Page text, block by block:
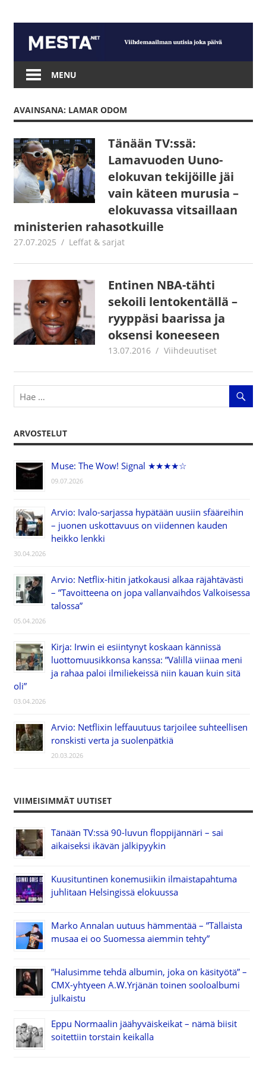
content
Mesta.net
MENU
AVAINSANA: LAMAR ODOM
Tänään TV:ssä:
Lamavuoden Uuno-
elokuvan tekijöille jäi
vain käteen murusia –
elokuvassa vitsaillaan
ministerien rahasotkuille
27.07.2025 Jouni Hirn
Leffat & sarjat
Entinen NBA-tähti
sekoili lentokentällä –
ryyppäsi baarissa ja
oksensi koneeseen
13.07.2016 Jouni Hirn
Viihdeuutiset
ARVOSTELUT
Muse: The Wow! Signal ★★★★☆
09.07.2026
Arvio: Ivalo-sarjassa hypätään uusiin sfääreihin
– juonen uskottavuus on viidennen kauden
heikko lenkki
30.04.2026
Arvio: Netflix-hitin jatkokausi alkaa räjähtävästi
– ”Tavoitteena on jopa vallanvaihdos Valkoisessa
talossa”
05.04.2026
Kirja: Irwin ei esiintynyt koskaan kännissä
luottomuusikkonsa kanssa: ”Välillä viinaa meni
ja rahaa paloi ilmiliekeissä niin kauan kuin sitä
oli”
03.04.2026
Arvio: Netflixin leffauutuus tarjoilee suhteellisen
ronskisti verta ja suolenpätkiä
20.03.2026
VIIMEISIMMÄT UUTISET
Tänään TV:ssä 90-luvun floppijännäri – sai
aikaiseksi ikävän jälkipyykin
Kuusituntinen konemusiikin ilmaistapahtuma
juhlitaan Helsingissä elokuussa
Marko Annalan uutuus hämmentää – ”Tällaista
musaa ei oo Suomessa aiemmin tehty”
”Halusimme tehdä albumin, joka on käsityötä” –
CMX-yhtyeen A.W.Yrjänän toinen sooloalbumi
julkaistu
Eppu Normaalin jäähyväiskeikat – nämä biisit
soitettiin torstain keikalla